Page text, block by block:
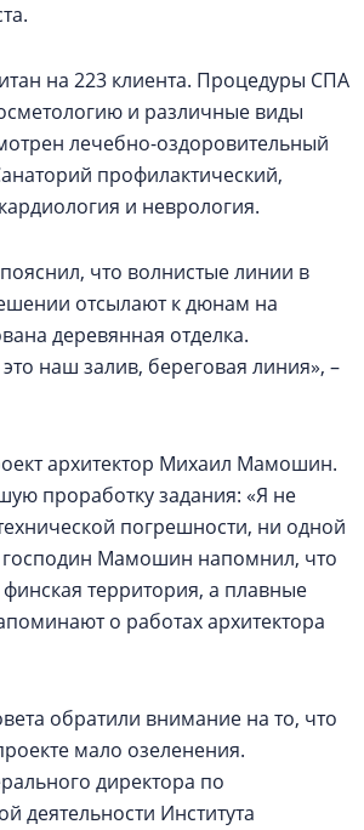
на 223 клиента. Процедуры СПА
и различные виды
лечебно-оздоровительный
профилактический,
и неврология.
что волнистые линии в
отсылают к дюнам на
деревянная отделка.
наш залив, береговая линия», –
архитектор Михаил Мамошин.
проработку задания: «Я не
погрешности, ни одной
господин Мамошин напомнил, что
территория, а плавные
о работах архитектора
обратили внимание на то, что
мало озеленения.
директора по
деятельности Института